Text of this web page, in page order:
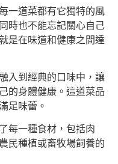
一道菜都有它獨特的風
時也不能忘記關心自己
是在味道和健康之間達
入到經典的口味中，讓
的身體健康。這道菜品
足味蕾。
每一種食材，包括肉
民種植或畜牧場飼養的